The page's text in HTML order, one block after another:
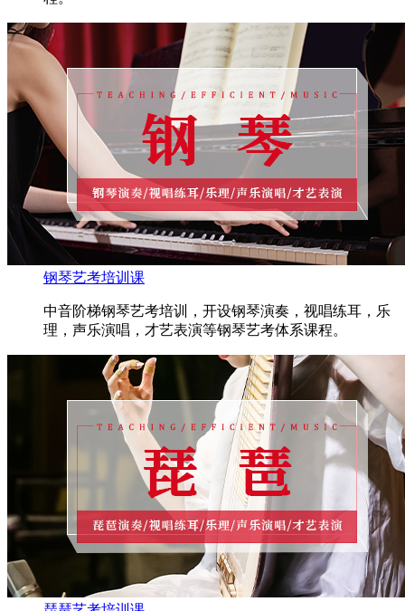
钢琴艺考培训课
中音阶梯钢琴艺考培训，开设钢琴演奏，视唱练耳，乐
理，声乐演唱，才艺表演等钢琴艺考体系课程。